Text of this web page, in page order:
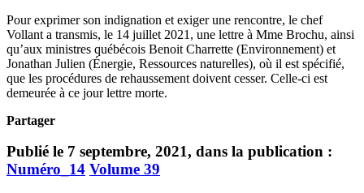
Pour exprimer son indignation et exiger une rencontre, le chef
Vollant a transmis, le 14 juillet 2021, une lettre à Mme Brochu, ainsi
qu’aux ministres québécois Benoit Charrette (Environnement) et
Jonathan Julien (Énergie, Ressources naturelles), où il est spécifié,
que les procédures de rehaussement doivent cesser. Celle-ci est
demeurée à ce jour lettre morte.
Partager
Publié le 7 septembre, 2021, dans la publication :
Numéro_14 Volume 39